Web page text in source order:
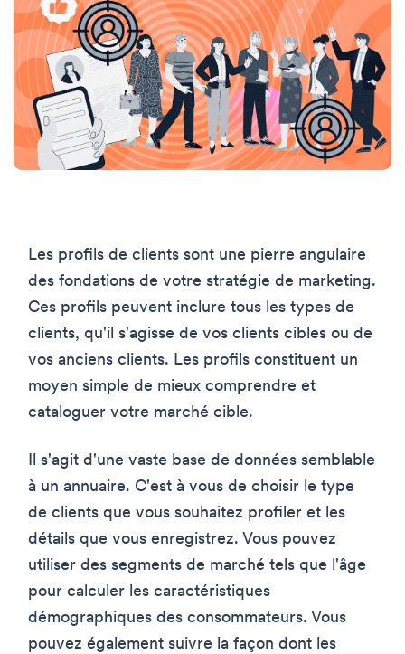
Les profils de clients sont une pierre angulaire
des fondations de votre stratégie de marketing.
Ces profils peuvent inclure tous les types de
clients, qu'il s'agisse de vos clients cibles ou de
vos anciens clients. Les profils constituent un
moyen simple de mieux comprendre et
cataloguer votre marché cible.
Il s'agit d'une vaste base de données semblable
à un annuaire. C'est à vous de choisir le type
de clients que vous souhaitez profiler et les
détails que vous enregistrez. Vous pouvez
utiliser des segments de marché tels que l'âge
pour calculer les caractéristiques
démographiques des consommateurs. Vous
pouvez également suivre la façon dont les